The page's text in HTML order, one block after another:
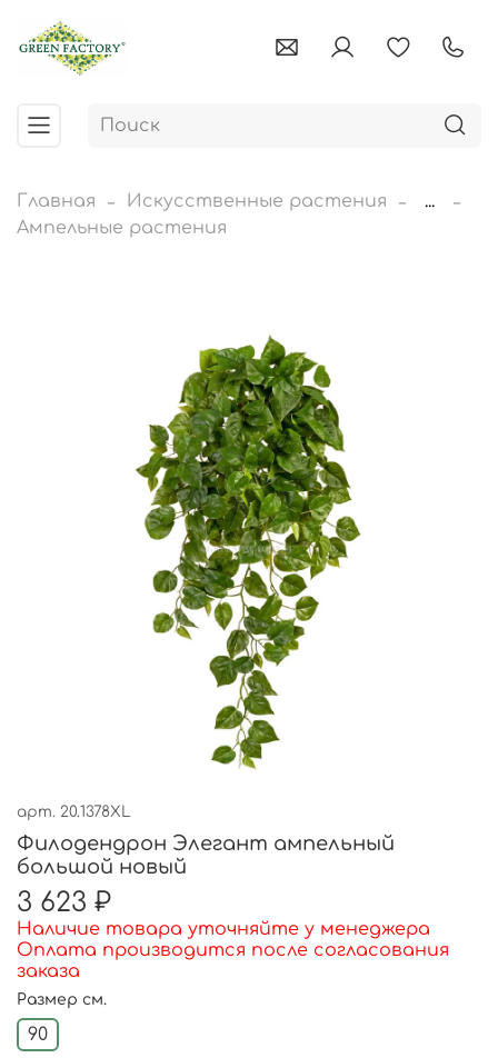
Главная Искусственные растения
...
Ампельные растения
арт. 20.1378XL
Филодендрон Элегант ампельный
большой новый
3 623 ₽
Наличие товара уточняйте у менеджера
Оплата производится после согласования
заказа
Размер см.
90